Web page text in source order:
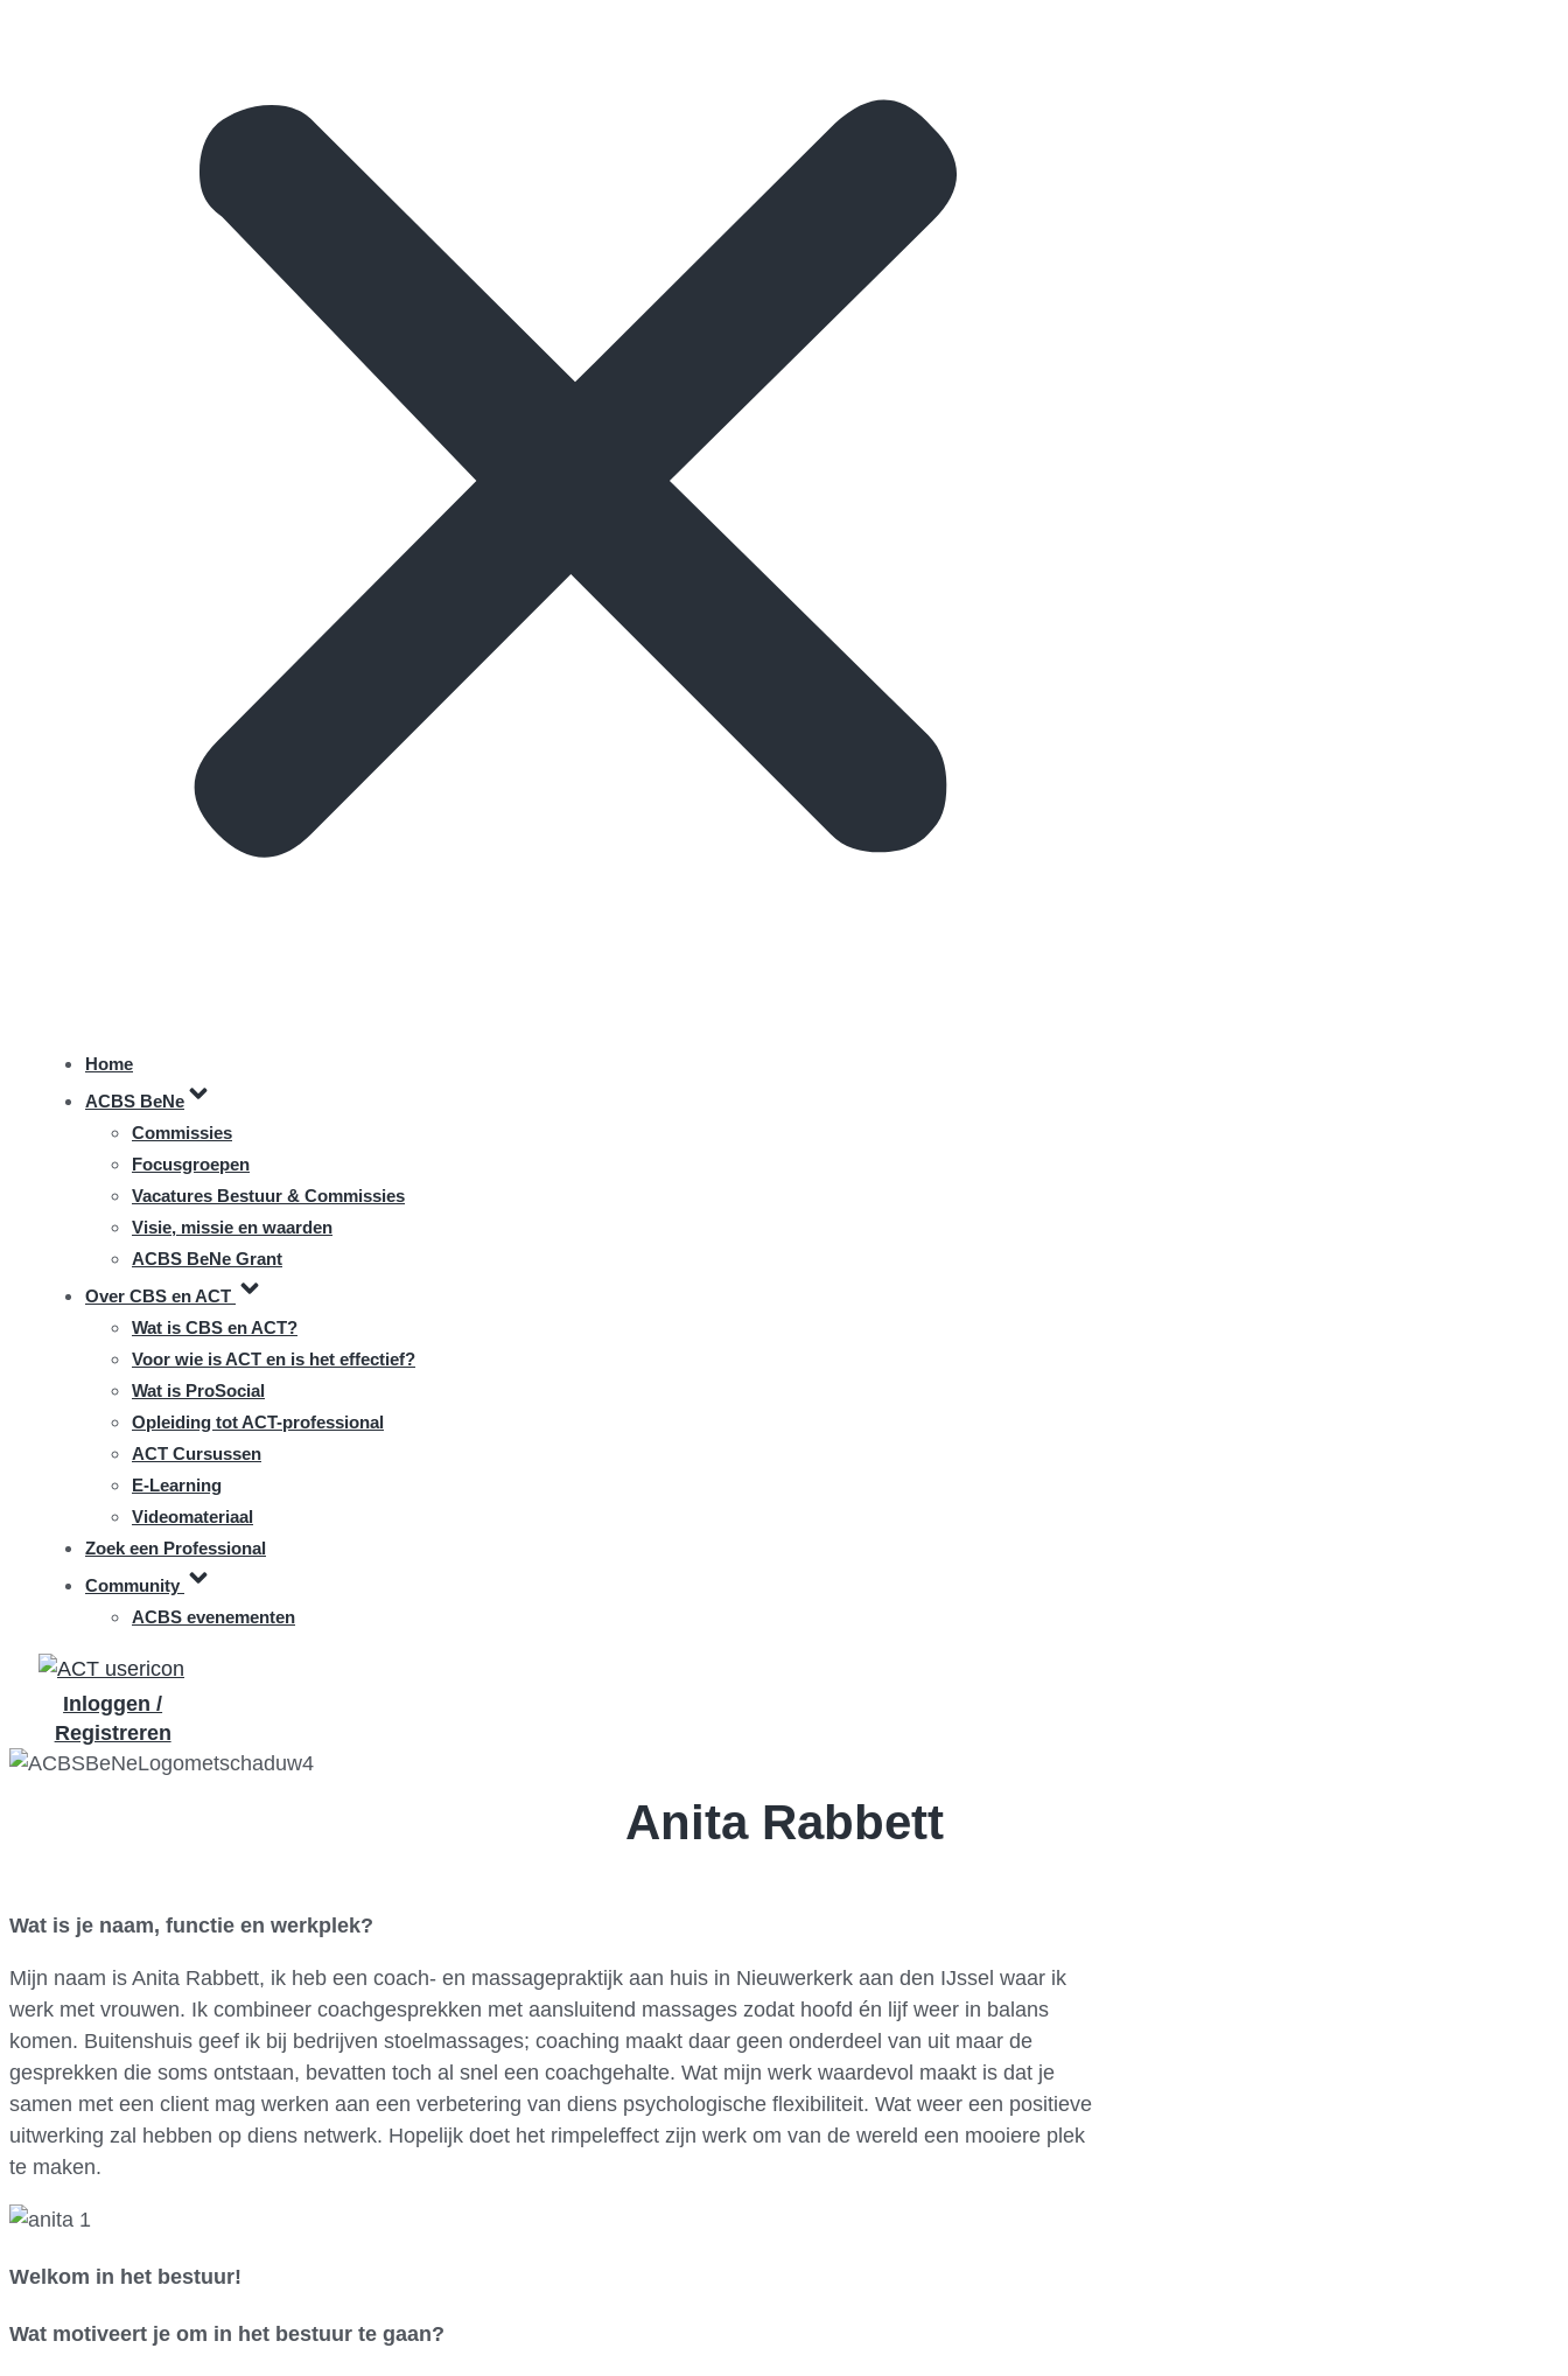
Home
ACBS BeNe
Commissies
Focusgroepen
Vacatures Bestuur & Commissies
Visie, missie en waarden
ACBS BeNe Grant
Over CBS en ACT
Wat is CBS en ACT?
Voor wie is ACT en is het effectief?
Wat is ProSocial
Opleiding tot ACT-professional
ACT Cursussen
E-Learning
Videomateriaal
Zoek een Professional
Community
ACBS evenementen
Inloggen /
Registreren
Anita Rabbett
Wat is je naam, functie en werkplek?
Mijn naam is Anita Rabbett, ik heb een coach- en massagepraktijk aan huis in Nieuwerkerk aan den IJssel waar ik
werk met vrouwen. Ik combineer coachgesprekken met aansluitend massages zodat hoofd én lijf weer in balans
komen. Buitenshuis geef ik bij bedrijven stoelmassages; coaching maakt daar geen onderdeel van uit maar de
gesprekken die soms ontstaan, bevatten toch al snel een coachgehalte. Wat mijn werk waardevol maakt is dat je
samen met een client mag werken aan een verbetering van diens psychologische flexibiliteit. Wat weer een positieve
uitwerking zal hebben op diens netwerk. Hopelijk doet het rimpeleffect zijn werk om van de wereld een mooiere plek
te maken.
Welkom in het bestuur!
Wat motiveert je om in het bestuur te gaan?